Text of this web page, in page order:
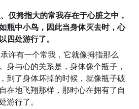
仅拇指大的常我存在于心脏之中，
瓶中小鸟，因此当身体灭去时，心
四处游行了。
许有一个常我，它就像拇指那么
身与心的关系是，身体像个瓶子，
到了身体坏掉的时候，就像瓶子破
在地飞翔那样，那时心在拥有了自
游行了。